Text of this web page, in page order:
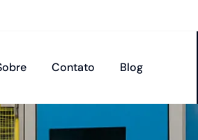
Contato Blog